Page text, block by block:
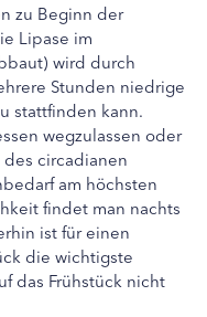
zu Beginn der
Lipase im
wird durch
Stunden niedrige
stattfinden kann.
wegzulassen oder
circadianen
am höchsten
findet man nachts
ist für einen
die wichtigste
das Frühstück nicht